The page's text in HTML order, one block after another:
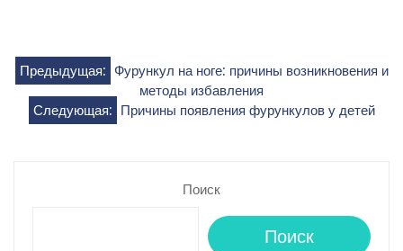
Навигация
по
Предыдущая: Фурункул на ноге: причины возникновения и
методы избавления
Следующая: Причины появления фурункулов у детей
Поиск
Поиск